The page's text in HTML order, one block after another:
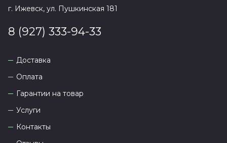
г. Ижевск, ул. Пушкинская 181
8 (927) 333-94-33
Доставка
Оплата
Гарантии на товар
Услуги
Контакты